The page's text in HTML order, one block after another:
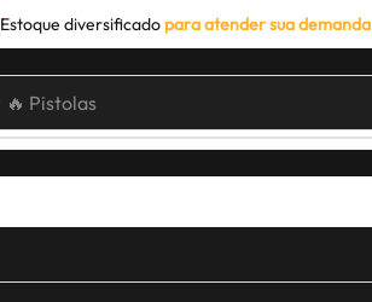
Estoque diversificado para atender sua demanda
🔥 Pistolas